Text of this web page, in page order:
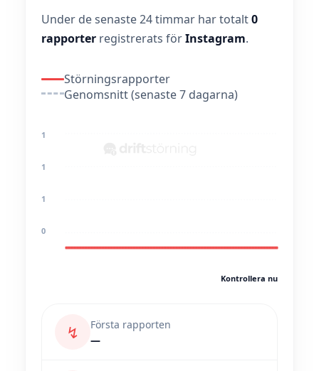
Under de senaste 24 timmar har totalt0
rapporter registrerats förInstagram.
Störningsrapporter
Genomsnitt (senaste 7 dagarna)
1
1
1
0
Kontrollera nu
↯
Första rapporten
—